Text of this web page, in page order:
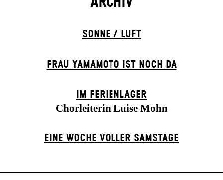
SONNE / LUFT
FRAU YAMAMOTO IST NOCH DA
IM FERIEN­LAGER
Chorleiterin Luise Mohn
EINE WOCHE VOLLER SAMSTAGE